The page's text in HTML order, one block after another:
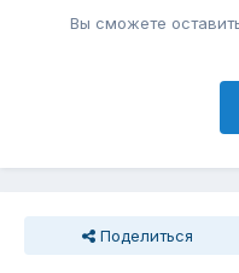
Вы сможете
Поделиться